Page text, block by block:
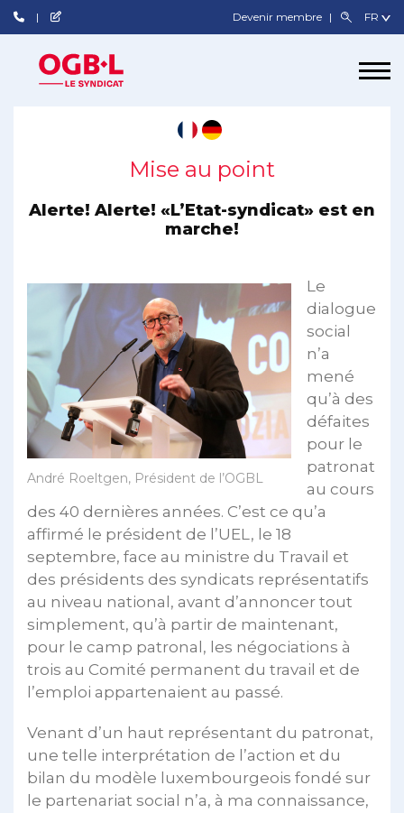
Devenir membre
Mise au point
Alerte! Alerte! «L’Etat-syndicat» est en
marche!
André Roeltgen, Président de l’OGBL
Le
dialogue
social
n’a
mené
qu’à des
défaites
pour le
patronat
au cours
des 40 dernières années. C’est ce qu’a
affirmé le président de l’UEL, le 18
septembre, face au ministre du Travail et
des présidents des syndicats représentatifs
au niveau national, avant d’annoncer tout
simplement, qu’à partir de maintenant,
pour le camp patronal, les négociations à
trois au Comité permanent du travail et de
l’emploi appartenaient au passé.
Venant d’un haut représentant du patronat,
une telle interprétation de l’action et du
bilan du modèle luxembourgeois fondé sur
le partenariat social n’a, à ma connaissance,